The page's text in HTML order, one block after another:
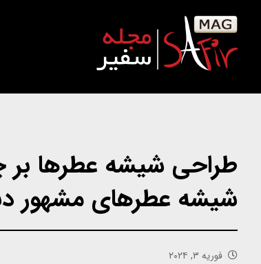
طراحی شیشه عطرها بر
شیشه عطرهای مشهور
فوریه ۳, ۲۰۲۴